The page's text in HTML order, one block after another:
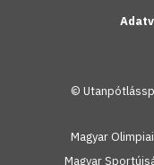
©
Magyar
Magyar